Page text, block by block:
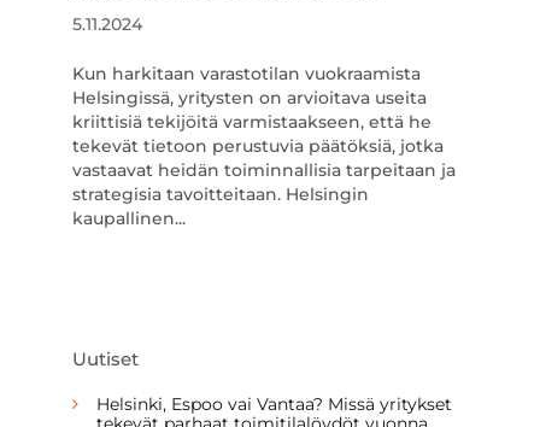
5.11.2024
Kun harkitaan varastotilan vuokraamista
Helsingissä, yritysten on arvioitava useita
kriittisiä tekijöitä varmistaakseen, että he
tekevät tietoon perustuvia päätöksiä, jotka
vastaavat heidän toiminnallisia tarpeitaan ja
strategisia tavoitteitaan. Helsingin
kaupallinen...
Uutiset
Helsinki, Espoo vai Vantaa? Missä yritykset